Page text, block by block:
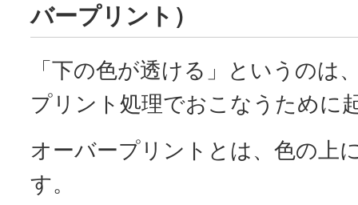
バープリント）
「下の色が透ける」というのは
プリント処理でおこなうために
オーバープリントとは、色の上
す。